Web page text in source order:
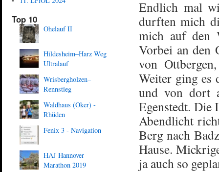
Endlich mal
durften mich
mich auf den
Vorbei an den
von
Weiter ging es
und von dort
Egenstedt. Die
Abendlicht
Berg nach
Hause.
ja auch so
Top 10
Ohelauf II
Hildesheim–Harz Weg
Ultralauf
Wrisbergholzen–
Rennstieg
Waldhaus (Oker) -
Rhüden
Fenix 3 - Navigation
HAJ Hannover
Marathon 2019